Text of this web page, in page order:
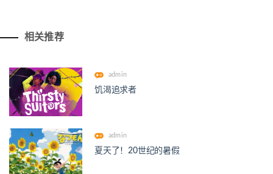
相关推荐
admin
饥渴追求者
admin
夏天了！20世纪的暑假